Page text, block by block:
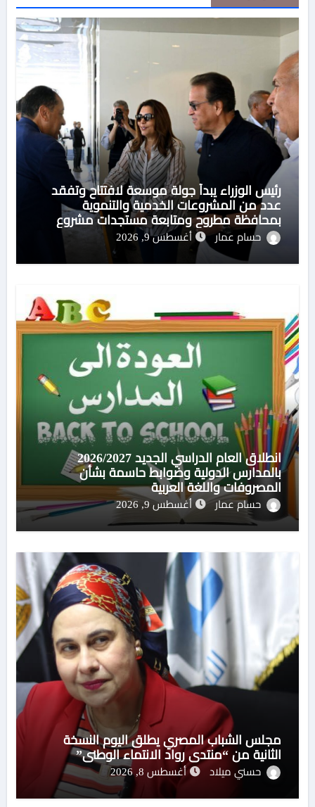
رئيس الوزراء يبدأ جولة موسعة لافتتاح وتفقد
عدد من المشروعات الخدمية والتنموية
بمحافظة مطروح ومتابعة مستجدات مشروع
تنمية وتطوير منطقة علم الروم
حسام عمار أغسطس 9, 2026
انطلاق العام الدراسي الجديد 2026/2027
بالمدارس الدولية وضوابط حاسمة بشأن
المصروفات واللغة العربية
حسام عمار أغسطس 9, 2026
مجلس الشباب المصري يطلق اليوم النسخة
الثانية من “منتدي رواد الانتماء الوطني”
حسني ميلاد أغسطس 8, 2026